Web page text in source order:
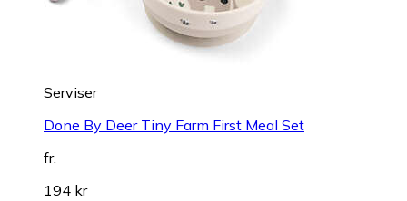
Serviser
Done By Deer Tiny Farm First Meal Set
fr.
194 kr